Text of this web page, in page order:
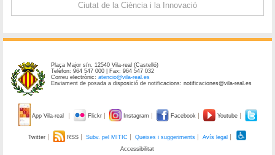
Ciutat de la Ciència i la Innovació
Plaça Major s/n. 12540 Vila-real (Castelló)
Telèfon: 964 547 000 | Fax: 964 547 032
Correu electrònic:atencio@vila-real.es
Enviament de posada a disposició de notificacions: notificaciones@vila-real.es
App Vila-real Flickr Instagram Facebook Youtube
Twitter RSS Subv. pel MITIC Queixes i suggeriments
Avís legal
Accessibilitat